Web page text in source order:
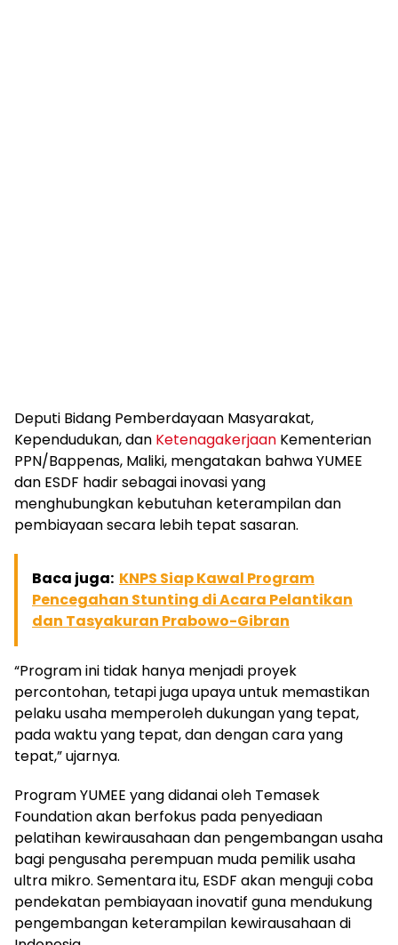
Deputi Bidang Pemberdayaan Masyarakat,
Kependudukan, dan Ketenagakerjaan Kementerian
PPN/Bappenas, Maliki, mengatakan bahwa YUMEE
dan ESDF hadir sebagai inovasi yang
menghubungkan kebutuhan keterampilan dan
pembiayaan secara lebih tepat sasaran.
Baca juga: KNPS Siap Kawal Program
Pencegahan Stunting di Acara Pelantikan
dan Tasyakuran Prabowo-Gibran
“Program ini tidak hanya menjadi proyek
percontohan, tetapi juga upaya untuk memastikan
pelaku usaha memperoleh dukungan yang tepat,
pada waktu yang tepat, dan dengan cara yang
tepat,” ujarnya.
Program YUMEE yang didanai oleh Temasek
Foundation akan berfokus pada penyediaan
pelatihan kewirausahaan dan pengembangan usaha
bagi pengusaha perempuan muda pemilik usaha
ultra mikro. Sementara itu, ESDF akan menguji coba
pendekatan pembiayaan inovatif guna mendukung
pengembangan keterampilan kewirausahaan di